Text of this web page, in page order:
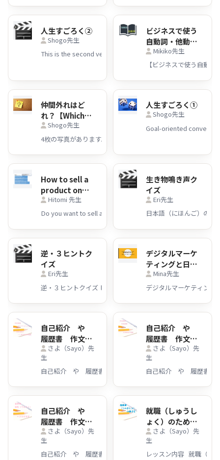
人生すごろく②
Shogo先生
ビジネスで使う
自動詞・他動詞
リスト39（問
題/解答付き）
Mikiko先生
仲間外れはど
れ？【Which
ones are out
of your
Shogo先生
人生すごろく①
Shogo先生
How to sell a
product on
Mercari. (メル
カリで商品を売
Hitomi 先生
生き物鳴き声ク
イズ
Eri先生
日本語（にほんご）の擬
逆・３ヒントク
イズ
Eri先生
デジタルマーケ
ティングと日本
語を同時に学ぶ
（SEOキーワー
Mina先生
自己紹介 や
履歴書 作文
など を 日本語
のネイティブス
ピーカーがチェ
さよ（Sayo）先
生
自己紹介 や
履歴書 作文
など を 日本語
のネイティブス
ピーカーがチェ
さよ（Sayo）先
生
自己紹介 や
履歴書 作文
など を 日本語
のネイティブス
ピーカーがチェ
さよ（Sayo）先
生
就職（しゅうし
ょく）のための
履歴書（りれき
しょ）準備（じ
ゅんび）
さよ（Sayo）先
生